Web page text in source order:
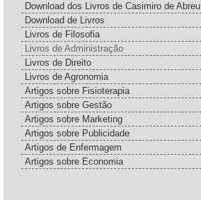
Download dos Livros de Casimiro de Abreu
Download de Livros
Livros de Filosofia
Livros de Administração
Livros de Direito
Livros de Agronomia
Artigos sobre Fisioterapia
Artigos sobre Gestão
Artigos sobre Marketing
Artigos sobre Publicidade
Artigos de Enfermagem
Artigos sobre Economia